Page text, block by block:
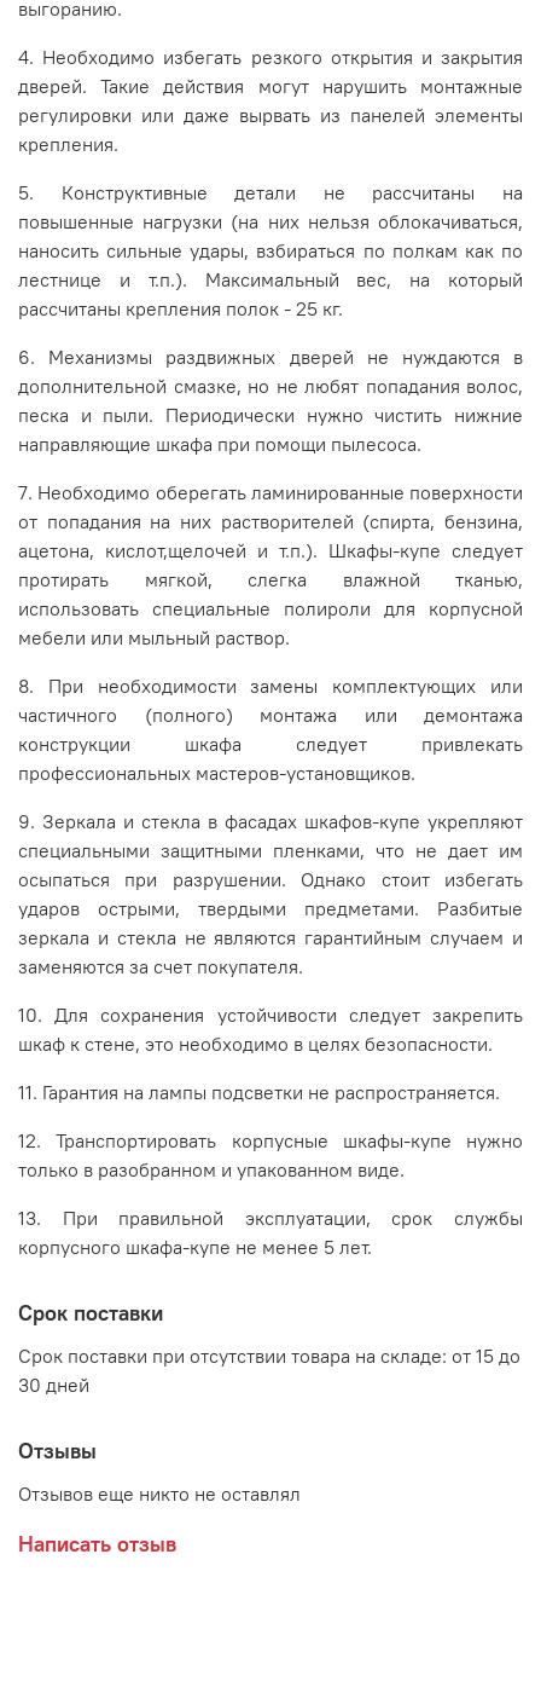
выгоранию.
4. Необходимо избегать резкого открытия и закрытия
дверей. Такие действия могут нарушить монтажные
регулировки или даже вырвать из панелей элементы
крепления.
5. Конструктивные детали не рассчитаны на
повышенные нагрузки (на них нельзя облокачиваться,
наносить сильные удары, взбираться по полкам как по
лестнице и т.п.). Максимальный вес, на который
рассчитаны крепления полок - 25 кг.
6. Механизмы раздвижных дверей не нуждаются в
дополнительной смазке, но не любят попадания волос,
песка и пыли. Периодически нужно чистить нижние
направляющие шкафа при помощи пылесоса.
7. Необходимо оберегать ламинированные поверхности
от попадания на них растворителей (спирта, бензина,
ацетона, кислот,щелочей и т.п.). Шкафы-купе следует
протирать мягкой, слегка влажной тканью,
использовать специальные полироли для корпусной
мебели или мыльный раствор.
8. При необходимости замены комплектующих или
частичного (полного) монтажа или демонтажа
конструкции шкафа следует привлекать
профессиональных мастеров-установщиков.
9. Зеркала и стекла в фасадах шкафов-купе укрепляют
специальными защитными пленками, что не дает им
осыпаться при разрушении. Однако стоит избегать
ударов острыми, твердыми предметами. Разбитые
зеркала и стекла не являются гарантийным случаем и
заменяются за счет покупателя.
10. Для сохранения устойчивости следует закрепить
шкаф к стене, это необходимо в целях безопасности.
11. Гарантия на лампы подсветки не распространяется.
12. Транспортировать корпусные шкафы-купе нужно
только в разобранном и упакованном виде.
13. При правильной эксплуатации, срок службы
корпусного шкафа-купе не менее 5 лет.
Срок поставки
Срок поставки при отсутствии товара на складе: от 15 до
30 дней
Отзывы
Отзывов еще никто не оставлял
Написать отзыв